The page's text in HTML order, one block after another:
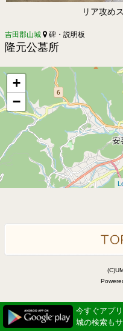
リア攻め
吉田郡山城 碑・説明板
隆元公墓所
+
−
今すぐアプ
城の検索も